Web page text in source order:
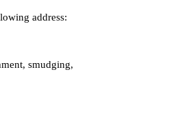
address:
smudging,